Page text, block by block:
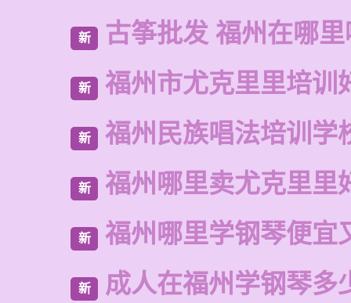
新 古筝批发 福州在哪
新 福州市尤克里里培训
新 福州民族唱法培训学
新 福州哪里卖尤克里里
新 福州哪里学钢琴便宜
新 成人在福州学钢琴多